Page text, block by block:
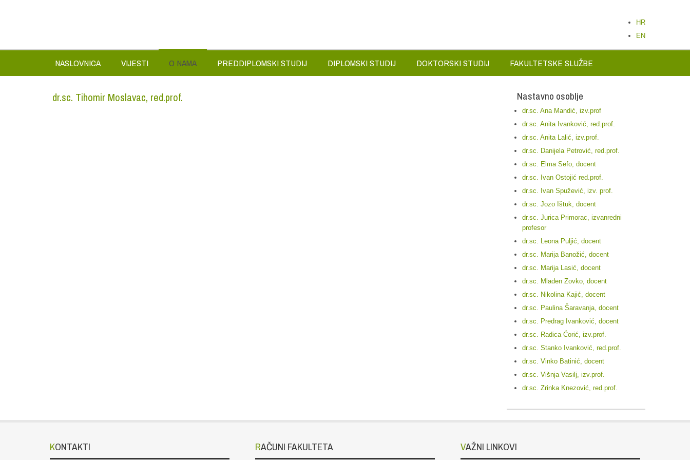
HR
EN
NASLOVNICA VIJESTI O NAMA PREDDIPLOMSKI STUDIJ DIPLOMSKI STUDIJ DOKTORSKI STUDIJ FAKULTETSKE SLUŽBE
dr.sc. Tihomir Moslavac, red.prof. Nastavno osoblje
dr.sc. Ana Mandić, izv.prof
dr.sc. Anita Ivanković, red.prof.
dr.sc. Anita Lalić, izv.prof.
dr.sc. Danijela Petrović, red.prof.
dr.sc. Elma Sefo, docent
dr.sc. Ivan Ostojić red.prof.
dr.sc. Ivan Spužević, izv. prof.
dr.sc. Jozo Ištuk, docent
dr.sc. Jurica Primorac, izvanredni
profesor
dr.sc. Leona Puljić, docent
dr.sc. Marija Banožić, docent
dr.sc. Marija Lasić, docent
dr.sc. Mladen Zovko, docent
dr.sc. Nikolina Kajić, docent
dr.sc. Paulina Šaravanja, docent
dr.sc. Predrag Ivanković, docent
dr.sc. Radica Ćorić, izv.prof.
dr.sc. Stanko Ivanković, red.prof.
dr.sc. Vinko Batinić, docent
dr.sc. Višnja Vasilj, izv.prof.
dr.sc. Zrinka Knezović, red.prof.
KONTAKTI RAČUNI FAKULTETA VAŽNI LINKOVI